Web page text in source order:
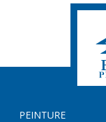
PEINTURE